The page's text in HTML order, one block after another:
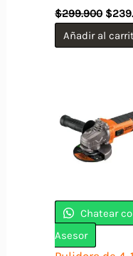
$299.900 El
era:
$
Añadir al
Chatear
Asesor